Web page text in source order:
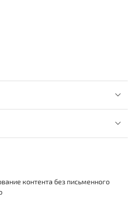
контента без письменного